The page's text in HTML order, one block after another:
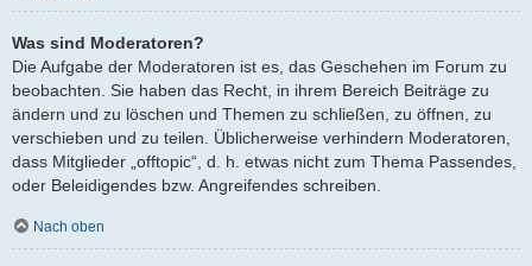
Was sind Moderatoren?
Die Aufgabe der Moderatoren ist es, das Geschehen im Forum zu
beobachten. Sie haben das Recht, in ihrem Bereich Beiträge zu
ändern und zu löschen und Themen zu schließen, zu öffnen, zu
verschieben und zu teilen. Üblicherweise verhindern Moderatoren,
dass Mitglieder „offtopic“, d. h. etwas nicht zum Thema Passendes,
oder Beleidigendes bzw. Angreifendes schreiben.
Nach oben